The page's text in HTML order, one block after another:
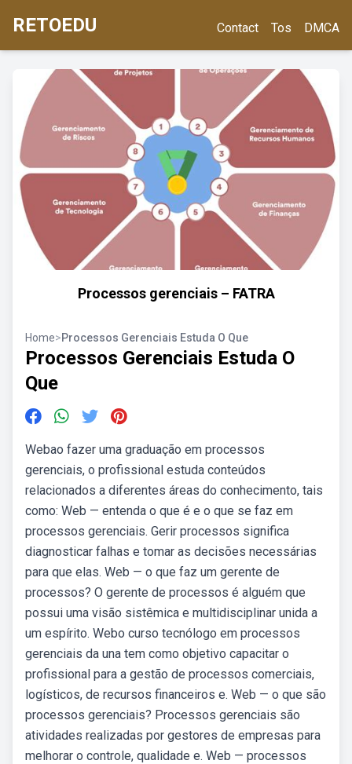
RETOEDU Contact Tos DMCA
Processos gerenciais – FATRA
Home>Processos Gerenciais Estuda O Que
Processos Gerenciais Estuda O
Que
Webao fazer uma graduação em processos
gerenciais, o profissional estuda conteúdos
relacionados a diferentes áreas do conhecimento, tais
como: Web — entenda o que é e o que se faz em
processos gerenciais. Gerir processos significa
diagnosticar falhas e tomar as decisões necessárias
para que elas. Web — o que faz um gerente de
processos? O gerente de processos é alguém que
possui uma visão sistêmica e multidisciplinar unida a
um espírito. Webo curso tecnólogo em processos
gerenciais da una tem como objetivo capacitar o
profissional para a gestão de processos comerciais,
logísticos, de recursos financeiros e. Web — o que são
processos gerenciais? Processos gerenciais são
atividades realizadas por gestores de empresas para
melhorar o controle, qualidade e. Web — processos